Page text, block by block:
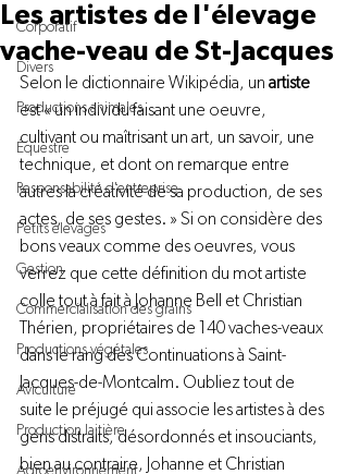
Corporatif
Divers
Productions animales
Équestre
Responsabilité d'entreprise
Petits élevages
Gestion
Commercialisation des grains
Productions végétales
Aviculture
Production laitière
Agroenvironnement
Les artistes de l'élevage
vache-veau de St-Jacques
Selon le dictionnaire Wikipédia, un artiste
est « un individu faisant une oeuvre,
cultivant ou maîtrisant un art, un savoir, une
technique, et dont on remarque entre
autres la créativité de sa production, de ses
actes, de ses gestes. » Si on considère des
bons veaux comme des oeuvres, vous
verrez que cette définition du mot artiste
colle tout à fait à Johanne Bell et Christian
Thérien, propriétaires de 140 vaches-veaux
dans le rang des Continuations à Saint-
Jacques-de-Montcalm. Oubliez tout de
suite le préjugé qui associe les artistes à des
gens distraits, désordonnés et insouciants,
bien au contraire, Johanne et Christian